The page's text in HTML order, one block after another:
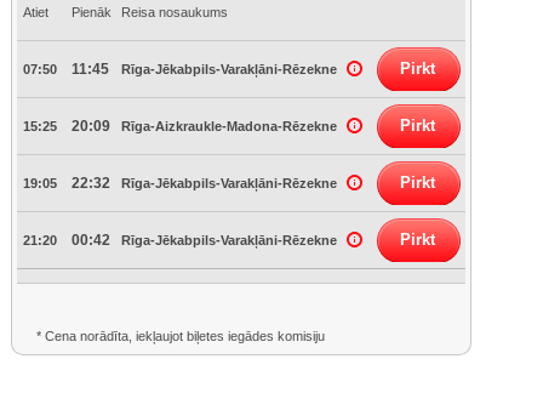
Atiet Pienāk Reisa nosaukums
07:50 11:45 Rīga-Jēkabpils-Varakļāni-Rēzekne Pirkt
15:25 20:09 Rīga-Aizkraukle-Madona-Rēzekne Pirkt
19:05 22:32 Rīga-Jēkabpils-Varakļāni-Rēzekne Pirkt
21:20 00:42 Rīga-Jēkabpils-Varakļāni-Rēzekne Pirkt
* Cena norādīta, iekļaujot biļetes iegādes komisiju